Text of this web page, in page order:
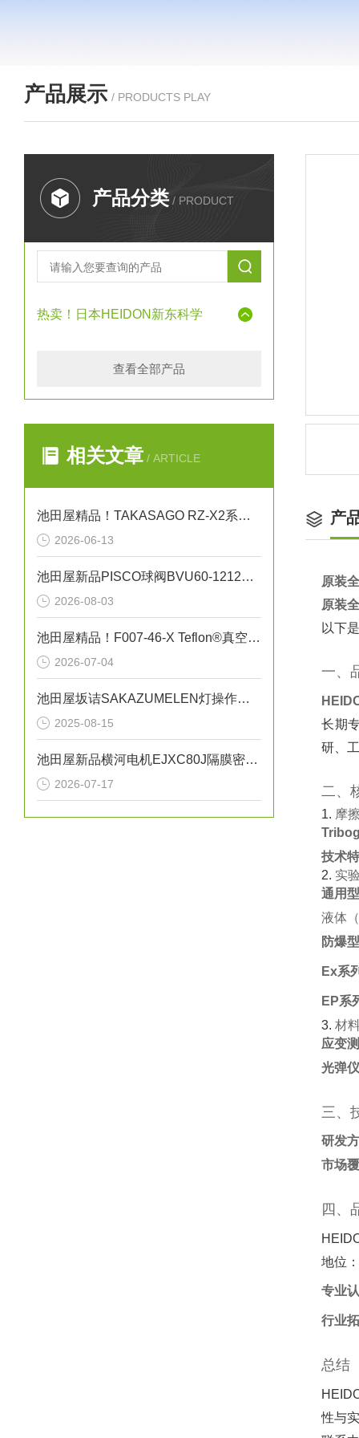
产品展示 / PRODUCTS PLAY
产品分类 / PRODUCT
热卖！日本HEIDON新东科学
查看全部产品
相关文章 / ARTICLE
池田屋精品！TAKASAGO RZ-X2系列充放电系统 RZ-X2 参数介绍
2026-06-13
池田屋新品PISCO球阀BVU60-1212正式发布
2026-08-03
池田屋精品！F007-46-X Teflon®真空吸笔技术参数与应用解析
2026-07-04
池田屋坂诘SAKAZUMELEN灯操作方法
2025-08-15
池田屋新品横河电机EJXC80J隔膜密封式差压变送器
2026-07-17
产
原装
原装
以下
一、
长期
研、
二、
1. ‌ 摩
技术
2. ‌ 实
通用
液体
防爆
Ex系
EP系
3. ‌ 材
应变
光弹
三、
研发
市场
四、
地位：
专业
行业
总结
性与